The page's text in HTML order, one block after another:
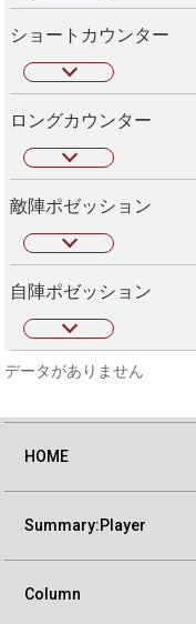
ショートカウンター
ロングカウンター
敵陣ポゼッション
自陣ポゼッション
データがありません
HOME
Summary:Player
Column